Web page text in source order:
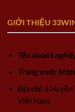
GIỚI THIỆU
Tên doanh
Trang web:
Địa chỉ: 6 Huyện
Việt Nam